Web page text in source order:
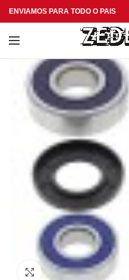
ENVIAMOS PARA TODO O PAIS
Click to enlarge